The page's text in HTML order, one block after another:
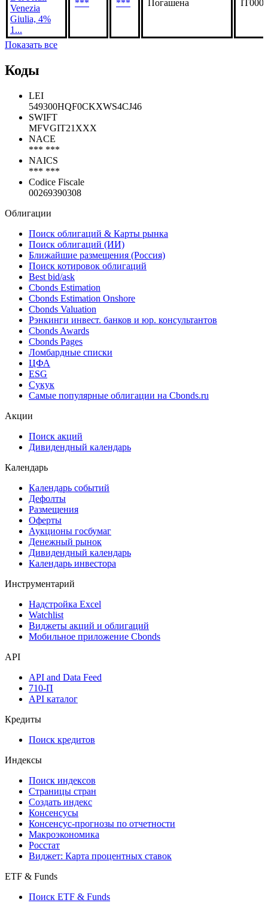
Banca
Mediocredito
Del Friuli
Venezia
1...
Коды
LEI
549300HQF0CKXWS4CJ46
SWIFT
MFVGIT21XXX
NACE
*** ***
*** ***
00269390308
Облигации
Поиск облигаций & Карты рынка
Поиск облигаций (ИИ)
Ближайшие размещения (Россия)
Поиск котировок облигаций
Best bid/ask
Cbonds Estimation
Cbonds Estimation Onshore
Cbonds Valuation
Рэнкинги инвест. банков и юр. консультантов
Cbonds Awards
Cbonds Pages
Ломбардные списки
ESG
Самые популярные облигации на Cbonds.ru
Дивидендный календарь
Календарь
Календарь событий
Дефолты
Размещения
Оферты
Денежный рынок
Календарь инвестора
Инструментарий
Мобильное приложение Cbonds
API
API and Data Feed
API каталог
Кредиты
Поиск кредитов
Индексы
Поиск индексов
Страницы стран
Создать индекс
Консенсусы
Макроэкономика
Виджет: Карта процентных ставок